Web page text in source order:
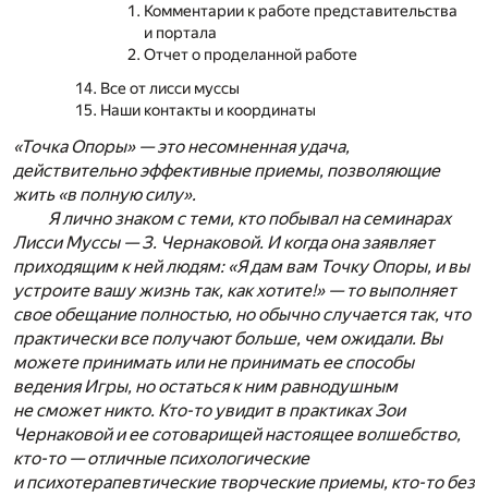
Комментарии к работе представительства
и портала
Отчет о проделанной работе
Все от лисси муссы
Наши контакты и координаты
«Точка Опоры» — это несомненная удача,
действительно эффективные приемы, позволяющие
жить «в полную силу».
Я лично знаком с теми, кто побывал на семинарах
Лисси Муссы — З. Чернаковой. И когда она заявляет
приходящим к ней людям: «Я дам вам Точку Опоры, и вы
устроите вашу жизнь так, как хотите!» — то выполняет
свое обещание полностью, но обычно случается так, что
практически все получают больше, чем ожидали. Вы
можете принимать или не принимать ее способы
ведения Игры, но остаться к ним равнодушным
не сможет никто. Кто-то увидит в практиках Зои
Чернаковой и ее сотоварищей настоящее волшебство,
кто-то — отличные психологические
и психотерапевтические творческие приемы, кто-то без